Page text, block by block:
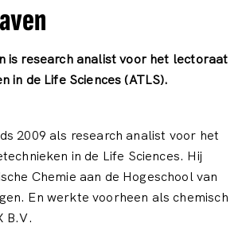
is research analist voor het lectoraat
in de Life Sciences (ATLS).
2009 als research analist voor het
in de Life Sciences. Hij
Chemie aan de Hogeschool van
En werkte voorheen als chemisch
B.V.